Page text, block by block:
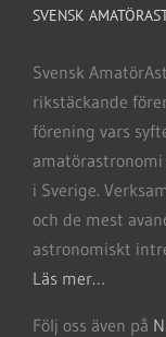
SVENSK
Svensk
rikstäckande
förening vars
i Sverige.
och de mest
astronomiskt
Läs mer…
Följ oss även på